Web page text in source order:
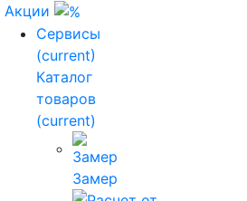
Акции
Сервисы
(current)
Каталог
товаров
(current)
Замер